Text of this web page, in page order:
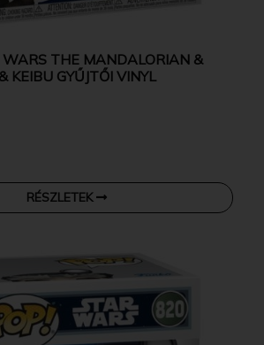
WARS THE MANDALORIAN &
KEIBU GYŰJTŐI VINYL
RÉSZLETEK